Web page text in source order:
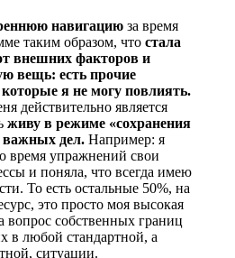
навигацию за время
таким образом, что стала
внешних факторов и
вещь: есть прочие
которые я не могу повлиять.
действительно является
живу в режиме «сохранения
важных дел. Например: я
время упражнений свои
и поняла, что всегда имею
То есть остальные 50%, на
это просто моя высокая
вопрос собственных границ
в любой стандартной, а
ситуации.